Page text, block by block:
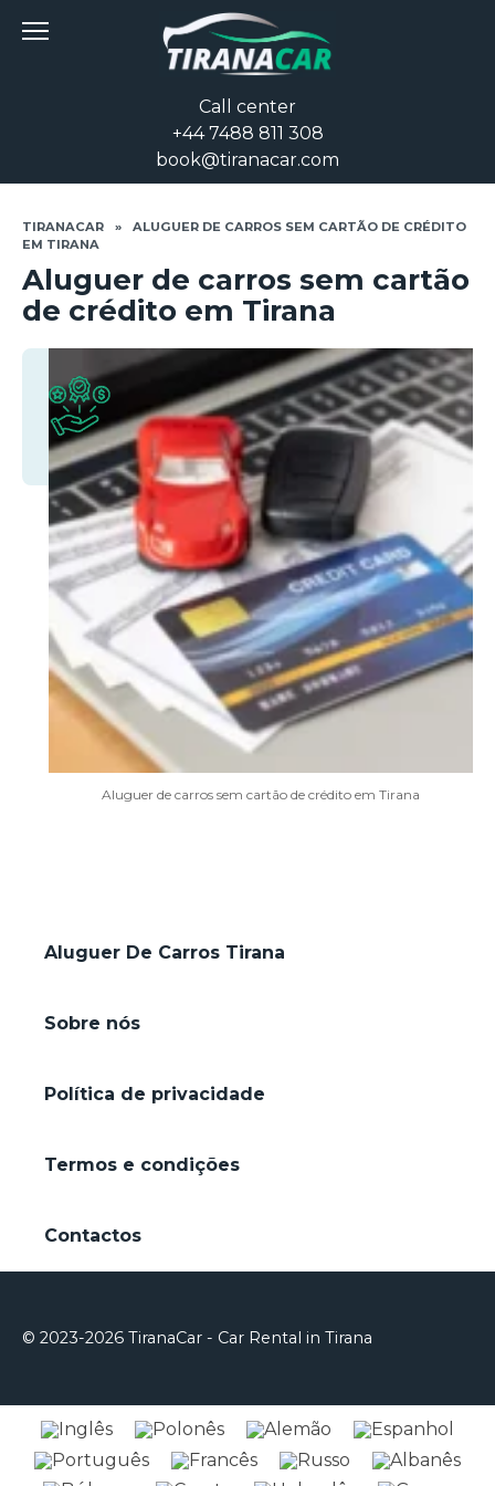
Call center
+44 7488 811 308
book@tiranacar.com
TIRANACAR »
ALUGUER DE CARROS SEM CARTÃO DE CRÉDITO
EM TIRANA
Aluguer de carros sem cartão
de crédito em Tirana
Aluguer de carros sem cartão de crédito em Tirana
Aluguer De Carros Tirana
Sobre nós
Política de privacidade
Termos e condições
Contactos
© 2023-2026 TiranaCar - Car Rental in Tirana